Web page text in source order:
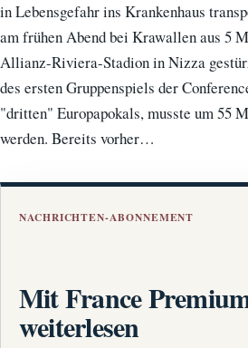
in Lebensgefahr ins Krankenhaus
am frühen Abend bei Krawallen aus 5
Allianz-Riviera-Stadion in Nizza
des ersten Gruppenspiels der
"dritten" Europapokals, musste um 55
werden. Bereits vorher…
NACHRICHTEN-ABONNEMENT
Mit France
weiterlesen